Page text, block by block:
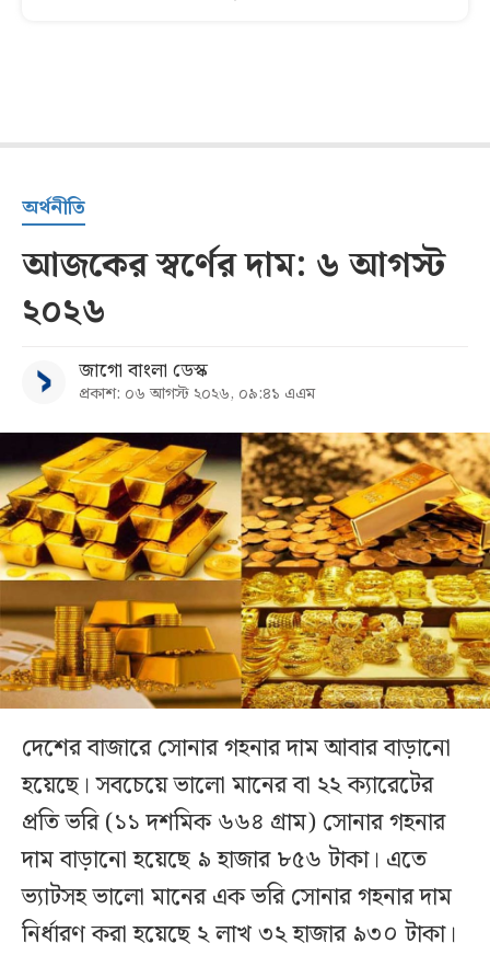
অর্থনীতি
আজকের স্বর্ণের দাম: ৬ আগস্ট
২০২৬
জাগো বাংলা ডেস্ক
প্রকাশ: ০৬ আগস্ট ২০২৬, ০৯:৪১ এএম
দেশের বাজারে সোনার গহনার দাম আবার বাড়ানো
হয়েছে। সবচেয়ে ভালো মানের বা ২২ ক্যারেটের
প্রতি ভরি (১১ দশমিক ৬৬৪ গ্রাম) সোনার গহনার
দাম বাড়ানো হয়েছে ৯ হাজার ৮৫৬ টাকা। এতে
ভ্যাটসহ ভালো মানের এক ভরি সোনার গহনার দাম
নির্ধারণ করা হয়েছে ২ লাখ ৩২ হাজার ৯৩০ টাকা।